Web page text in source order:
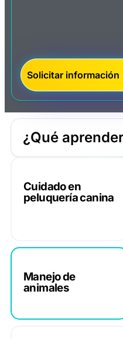
¿Qué
Cuidado en
peluquería canina
Manejo de
animales